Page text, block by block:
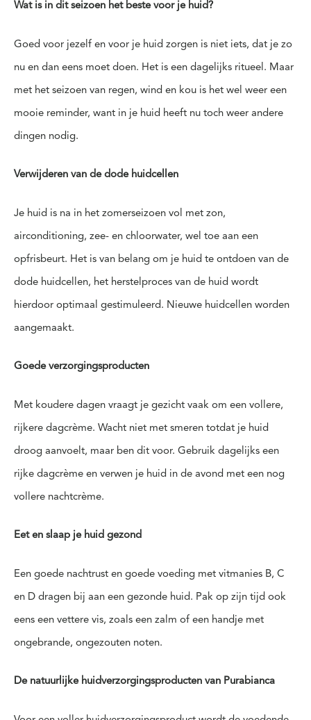
Wat is in dit seizoen het beste voor je huid?
Goed voor jezelf en voor je huid zorgen is niet iets, dat je zo
nu en dan eens moet doen. Het is een dagelijks ritueel. Maar
met het seizoen van regen, wind en kou is het wel weer een
mooie reminder, want in je huid heeft nu toch weer andere
dingen nodig.
Verwijderen van de dode huidcellen
Je huid is na in het zomerseizoen vol met zon,
airconditioning, zee- en chloorwater, wel toe aan een
opfrisbeurt. Het is van belang om je huid te ontdoen van de
dode huidcellen, het herstelproces van de huid wordt
hierdoor optimaal gestimuleerd. Nieuwe huidcellen worden
aangemaakt.
Goede verzorgingsproducten
Met koudere dagen vraagt je gezicht vaak om een vollere,
rijkere dagcrème. Wacht niet met smeren totdat je huid
droog aanvoelt, maar ben dit voor. Gebruik dagelijks een
rijke dagcrème en verwen je huid in de avond met een nog
vollere nachtcrème.
Eet en slaap je huid gezond
Een goede nachtrust en goede voeding met vitmanies B, C
en D dragen bij aan een gezonde huid. Pak op zijn tijd ook
eens een vettere vis, zoals een zalm of een handje met
ongebrande, ongezouten noten.
De natuurlijke huidverzorgingsproducten van Purabianca